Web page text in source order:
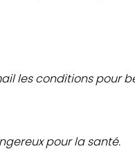
les conditions pour
pour la santé.